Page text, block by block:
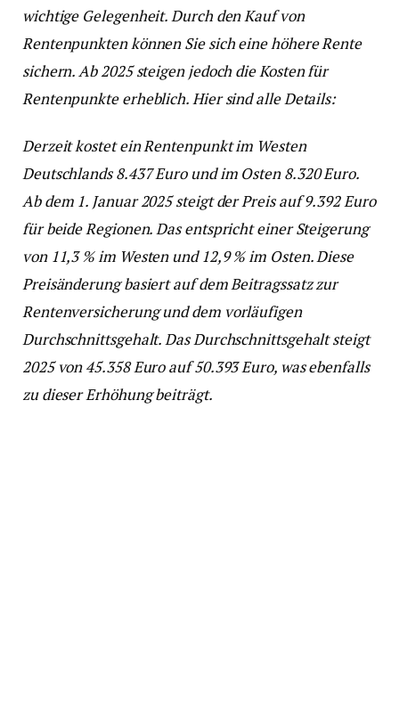
wichtige Gelegenheit. Durch den Kauf von
Rentenpunkten können Sie sich eine höhere Rente
sichern. Ab 2025 steigen jedoch die Kosten für
Rentenpunkte erheblich. Hier sind alle Details:
Derzeit kostet ein Rentenpunkt im Westen
Deutschlands 8.437 Euro und im Osten 8.320 Euro.
Ab dem 1. Januar 2025 steigt der Preis auf 9.392 Euro
für beide Regionen. Das entspricht einer Steigerung
von 11,3 % im Westen und 12,9 % im Osten. Diese
Preisänderung basiert auf dem Beitragssatz zur
Rentenversicherung und dem vorläufigen
Durchschnittsgehalt. Das Durchschnittsgehalt steigt
2025 von 45.358 Euro auf 50.393 Euro, was ebenfalls
zu dieser Erhöhung beiträgt.